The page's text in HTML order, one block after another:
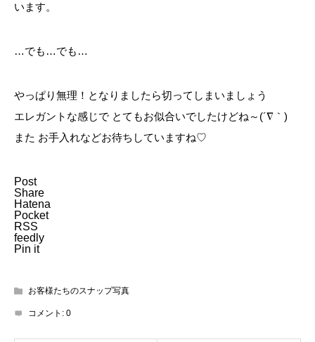
います。
…でも…でも…
やっぱり無理！となりましたら切ってしまいましょう
エレガントな感じで とてもお似合いでしたけどね～(´∇｀)
また お手入れなどお待ちしていますね♡
Post
Share
Hatena
Pocket
RSS
feedly
Pin it
お客様たちのスナップ写真
コメント: 0